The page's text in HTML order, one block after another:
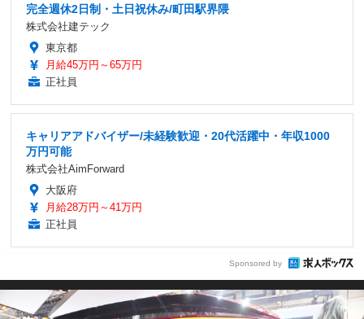
完全週休2日制・土日祝休み/町田駅界隈
株式会社建テック
東京都
月給45万円～65万円
正社員
キャリアアドバイザー/未経験歓迎・20代活躍中・年収1000
万円可能
株式会社AimForward
大阪府
月給28万円～41万円
正社員
Sponsored by